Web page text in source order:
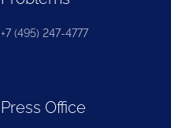
+7 (495) 247-4777
Press Office